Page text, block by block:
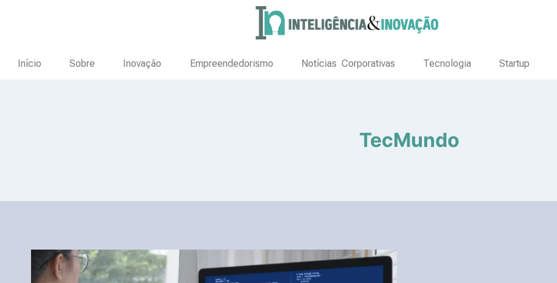
Início Sobre Inovação Empreendedorismo Notícias Corporativas Tecnologia Startup
TecMundo